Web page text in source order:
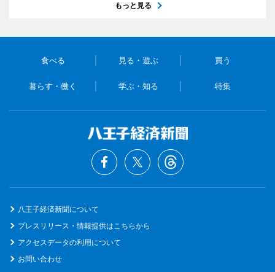
もっと見る
食べる 見る・遊ぶ 買う
暮らす・働く 学ぶ・知る 特集
八王子経済新聞について
プレスリリース・情報提供はこちらから
アクセスデータの利用について
お問い合わせ